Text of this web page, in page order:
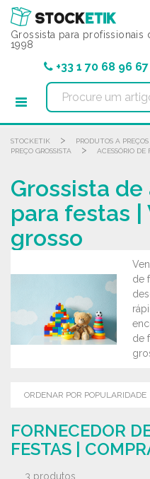
Grossista para profissionais
1998
+33 1 70 68 96 67
STOCKETIK > PRODUTOS A PREÇOS
PREÇO GROSSISTA
> ACESSÓRIO DE
Grossista
para festas |
grosso
de
de
FORNECEDOR
FESTAS |
3 produtos
Painel de Gerenciamento de